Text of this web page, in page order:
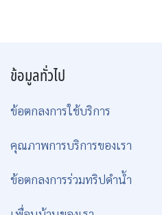
ข้อมูลทั่วไป
ข้อตกลงการใช้บริการ
คุณภาพการบริการของเรา
ข้อตกลงการร่วมทริปดำน้ำ